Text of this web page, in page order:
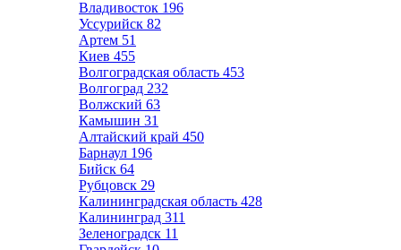
Владивосток 196
Уссурийск 82
Артем 51
Киев 455
Волгоградская область 453
Волгоград 232
Волжский 63
Камышин 31
Алтайский край 450
Барнаул 196
Бийск 64
Рубцовск 29
Калининградская область 428
Калининград 311
Зеленоградск 11